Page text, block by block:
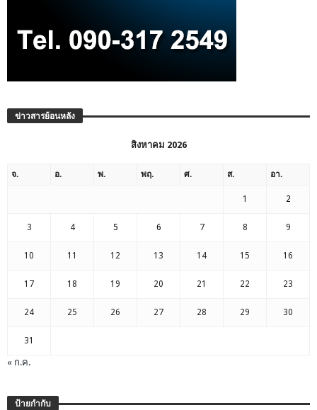
ข่าวสารย้อนหลัง
สิงหาคม 2026
จ. อ. พ. พฤ. ศ. ส. อา.
1 2
3 4 5 6 7 8 9
10 11 12 13 14 15 16
17 18 19 20 21 22 23
24 25 26 27 28 29 30
31
« ก.ค.
ป้ายกำกับ